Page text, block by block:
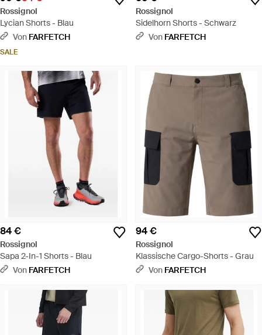
Rossignol
Lycian Shorts - Blau
Von FARFETCH
SALE
Rossignol
Sidelhorn Shorts - Schwarz
Von FARFETCH
84 €
Rossignol
Sapa 2-In-1 Shorts - Blau
Von FARFETCH
94 €
Rossignol
Klassische Cargo-Shorts - Grau
Von FARFETCH